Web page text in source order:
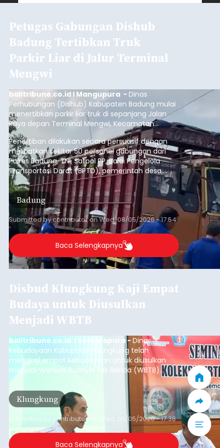
Petugas Gabungan Dishub
Badung Tertibkan Truk
Parkir Liar di Jalur Terminal
Mengwi
balitribune.co.id I Mangupura - Dinas
Perhubungan (Dishub) Kabupaten Badung mulai
menertibkan parkir liar truk di sepanjang Jalan
Raya depan Terminal Mengwi, Kecamatan
Mengwi, Rabu (5/8/2026).
Penertiban dilakukan secara persuasif dengan
melibatkan sekitar 50 personel gabungan dari
Polres Badung, TNI, Satpol PP, Balai Pengelola
Transportasi Darat (BPTD), pemerintah desa,
desa adat, Linmas, dan Pecalang.
Badung
Submitted bycontributoronWed, 08/05/2026 - 17:54
Baca Selengkapnya
Disbud Klungkung Kaji Empat
Budaya untuk Diusulkan
Menjadi WBTB
balitribune.co.id I Semarapura - Dinas
Kebudayaan Kabupaten Klungkung telah
mengkaji empat kebudayaan untuk diusulkan
menjadi Warisan Budaya Tak Benda (WBTB)
tahun 2026.
Klungkung
Submitted by contributor Wed, 08/05/2026 - 17:38
Baca Selengkapnya